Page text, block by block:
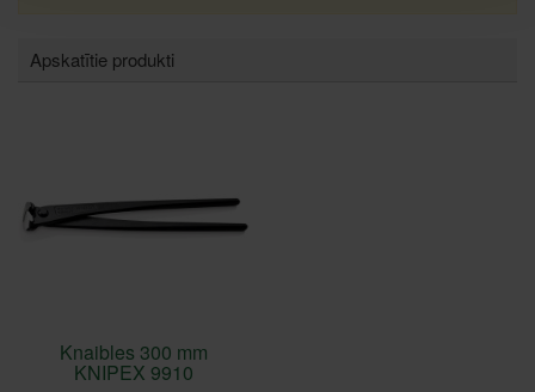
Apskatītie produkti
Knaibles 300 mm
KNIPEX 9910